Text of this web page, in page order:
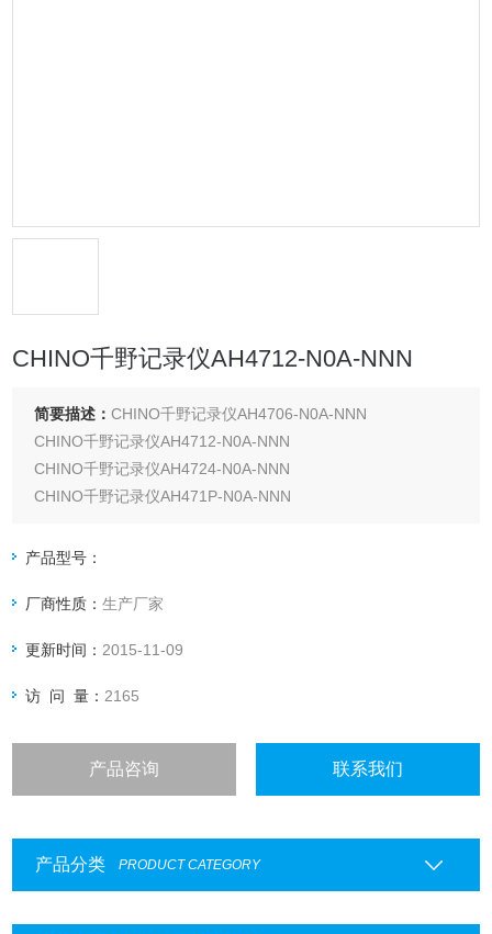
CHINO千野记录仪AH4712-N0A-NNN
简要描述：CHINO千野记录仪AH4706-N0A-NNN
CHINO千野记录仪AH4712-N0A-NNN
CHINO千野记录仪AH4724-N0A-NNN
CHINO千野记录仪AH471P-N0A-NNN
CHINO千野记录仪AH473P-N0A-NNN
产品型号：
厂商性质：生产厂家
更新时间： 2015-11-09
访 问 量： 2165
产品咨询 联系我们
产品分类 PRODUCT CATEGORY